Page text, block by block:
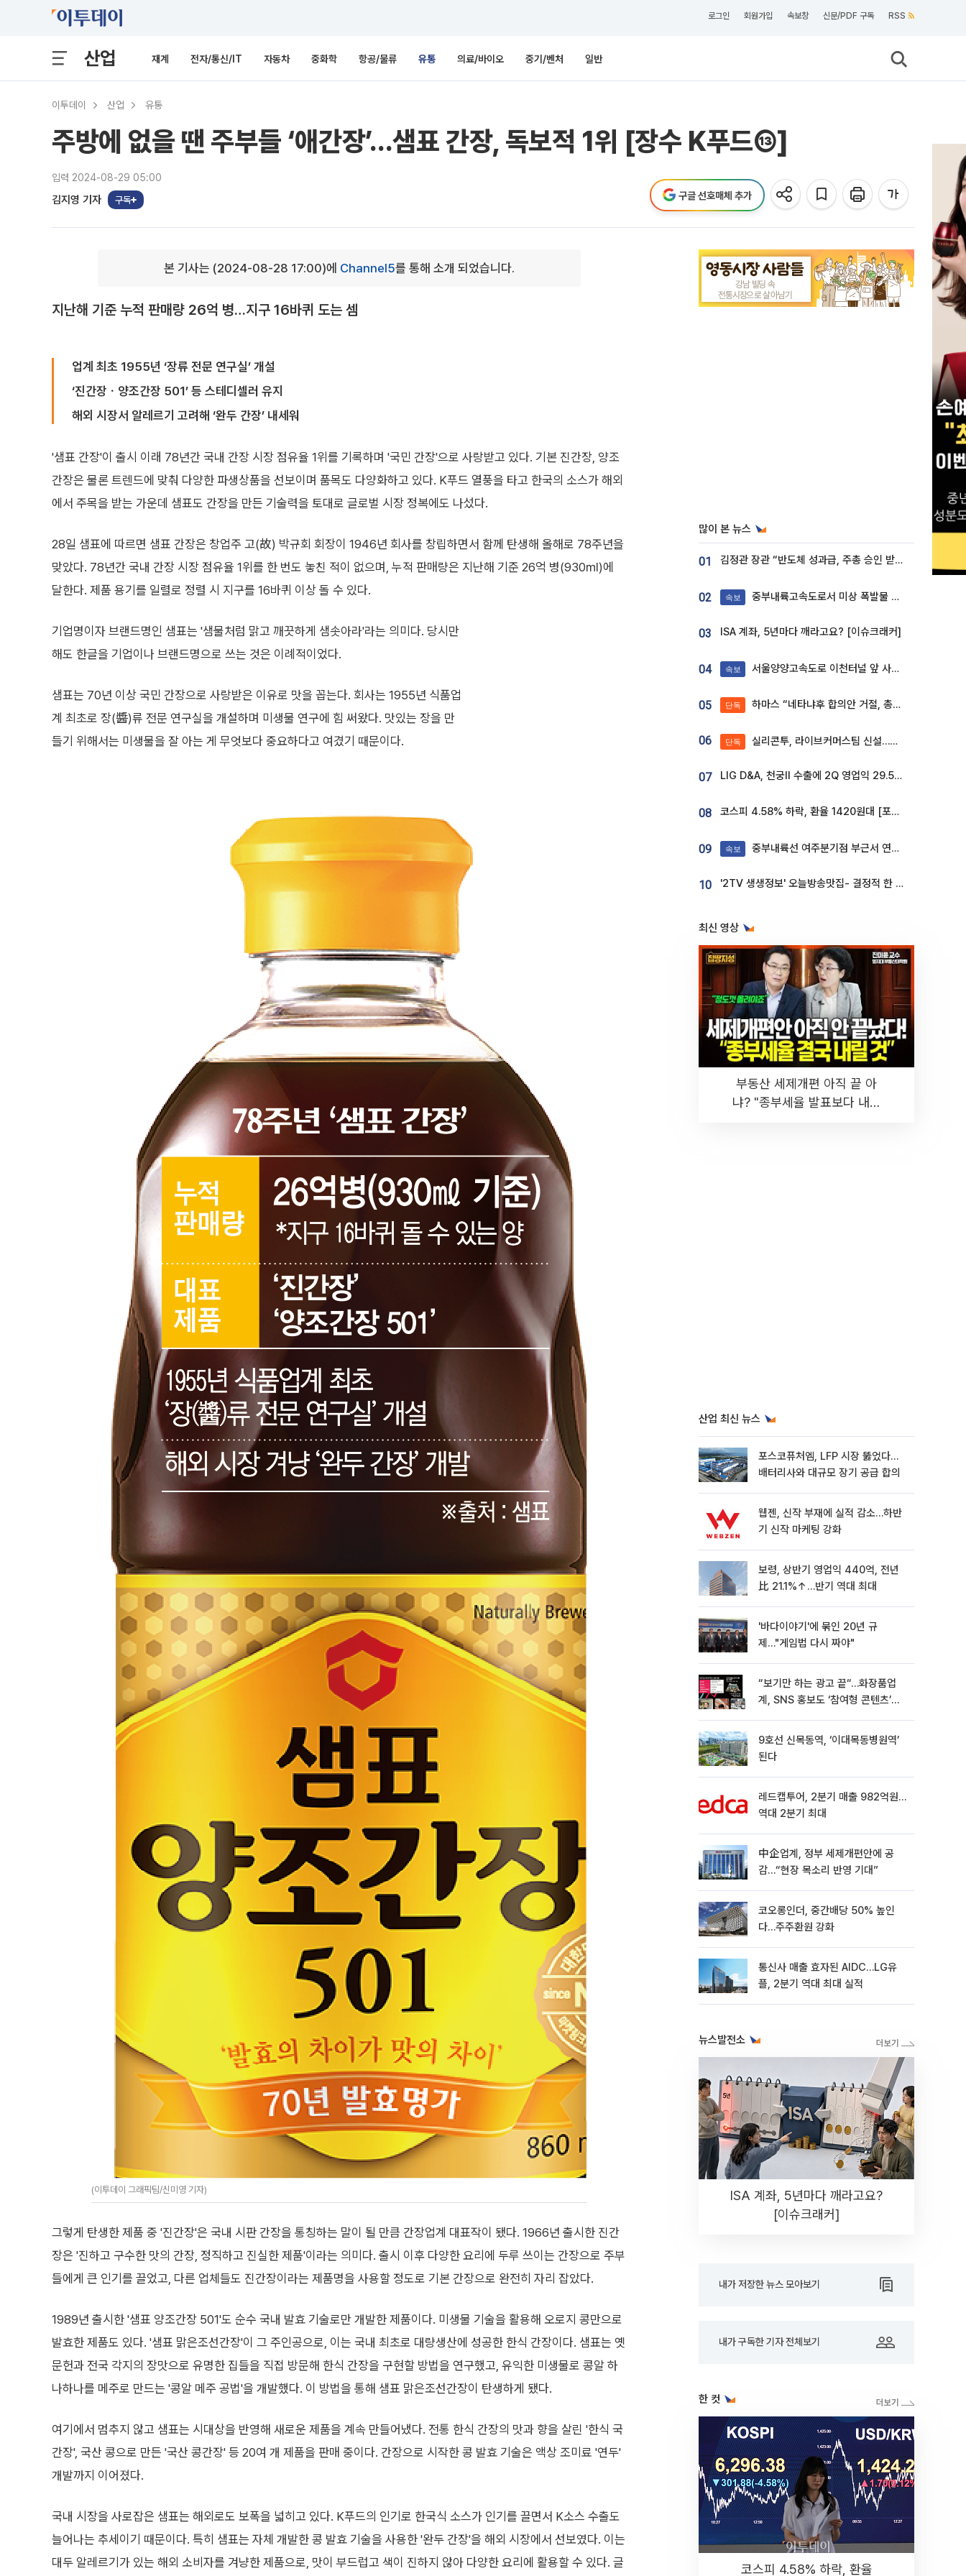
로그인 회원가입 속보창 신문/PDF 구독 RSS
산업 재계 전자/통신/IT 자동차 중화학 항공/물류 유통 의료/바이오 중기/벤처 일반
이투데이 산업 유통
주방에 없을 땐 주부들 ‘애간장’…샘표 간장, 독보적 1위 [장수 K푸드⑬]
입력 2024-08-29 05:00
김지영 기자 구독 구글 선호매체 추가
본 기사는 (2024-08-28 17:00)에 Channel5를 통해 소개 되었습니다.
지난해 기준 누적 판매량 26억 병…지구 16바퀴 도는 셈
업계 최초 1955년 ‘장류 전문 연구실’ 개설
‘진간장ㆍ양조간장 501’ 등 스테디셀러 유지
해외 시장서 알레르기 고려해 ‘완두 간장’ 내세워
'샘표 간장'이 출시 이래 78년간 국내 간장 시장 점유율 1위를 기록하며 '국민 간장'으로 사랑받고 있다. 기본 진간장, 양조
간장은 물론 트렌드에 맞춰 다양한 파생상품을 선보이며 품목도 다양화하고 있다. K푸드 열풍을 타고 한국의 소스가 해외
에서 주목을 받는 가운데 샘표도 간장을 만든 기술력을 토대로 글로벌 시장 정복에도 나섰다.
28일 샘표에 따르면 샘표 간장은 창업주 고(故) 박규회 회장이 1946년 회사를 창립하면서 함께 탄생해 올해로 78주년을
맞았다. 78년간 국내 간장 시장 점유율 1위를 한 번도 놓친 적이 없으며, 누적 판매량은 지난해 기준 26억 병(930㎖)에
달한다. 제품 용기를 일렬로 정렬 시 지구를 16바퀴 이상 돌 수 있다.
기업명이자 브랜드명인 샘표는 '샘물처럼 맑고 깨끗하게 샘솟아라'라는 의미다. 당시만
해도 한글을 기업이나 브랜드명으로 쓰는 것은 이례적이었다.
샘표는 70년 이상 국민 간장으로 사랑받은 이유로 맛을 꼽는다. 회사는 1955년 식품업
계 최초로 장(醬)류 전문 연구실을 개설하며 미생물 연구에 힘 써왔다. 맛있는 장을 만
들기 위해서는 미생물을 잘 아는 게 무엇보다 중요하다고 여겼기 때문이다.
(이투데이 그래픽팀/신미영 기자)
그렇게 탄생한 제품 중 '진간장'은 국내 시판 간장을 통칭하는 말이 될 만큼 간장업계 대표작이 됐다. 1966년 출시한 진간
장은 '진하고 구수한 맛의 간장, 정직하고 진실한 제품'이라는 의미다. 출시 이후 다양한 요리에 두루 쓰이는 간장으로 주부
들에게 큰 인기를 끌었고, 다른 업체들도 진간장이라는 제품명을 사용할 정도로 기본 간장으로 완전히 자리 잡았다.
1989년 출시한 '샘표 양조간장 501'도 순수 국내 발효 기술로만 개발한 제품이다. 미생물 기술을 활용해 오로지 콩만으로
발효한 제품도 있다. '샘표 맑은조선간장'이 그 주인공으로, 이는 국내 최초로 대량생산에 성공한 한식 간장이다. 샘표는 옛
문헌과 전국 각지의 장맛으로 유명한 집들을 직접 방문해 한식 간장을 구현할 방법을 연구했고, 유익한 미생물로 콩알 하
나하나를 메주로 만드는 '콩알 메주 공법'을 개발했다. 이 방법을 통해 샘표 맑은조선간장이 탄생하게 됐다.
여기에서 멈추지 않고 샘표는 시대상을 반영해 새로운 제품을 계속 만들어냈다. 전통 한식 간장의 맛과 향을 살린 '한식 국
간장', 국산 콩으로 만든 '국산 콩간장' 등 20여 개 제품을 판매 중이다. 간장으로 시작한 콩 발효 기술은 액상 조미료 '연두'
개발까지 이어졌다.
국내 시장을 사로잡은 샘표는 해외로도 보폭을 넓히고 있다. K푸드의 인기로 한국식 소스가 인기를 끌면서 K소스 수출도
늘어나는 추세이기 때문이다. 특히 샘표는 자체 개발한 콩 발효 기술을 사용한 '완두 간장'을 해외 시장에서 선보였다. 이는
대두 알레르기가 있는 해외 소비자를 겨냥한 제품으로, 맛이 부드럽고 색이 진하지 않아 다양한 요리에 활용할 수 있다. 글
많이 본 뉴스
01 김정관 장관 “반도체 성과급, 주총 승인 받도록”…상법·자본시장법 개정 시사
02 속보 중부내륙고속도로서 미상 폭발물 발견
03 ISA 계좌, 5년마다 깨라고요? [이슈크래커]
04 속보 서울양양고속도로 이천터널 앞 사고 발생
05 단독 하마스 “네타냐후 합의안 거절, 총선 앞두고 시간 끌기”
06 단독 실리콘투, 라이브커머스팀 신설…K뷰티 ‘글로벌 판매망’ 확대[K뷰티 라방戰]
07 LIG D&A, 천궁Ⅱ 수출에 2Q 영업익 29.5%↑…수주잔고 24.6조 [종합]
08 코스피 4.58% 하락, 환율 1420원대 [포토]
09 속보 중부내륙선 여주분기점 부근서 연이은 추돌사고 발생
10 '2TV 생생정보' 오늘방송맛집- 결정적 한 수, 3종 메밀면! 메밀 소바 맛집 '의○○○○'
최신 영상
부동산 세제개편 아직 끝 아
냐? "종부세율 발표보다 내릴
산업 최신 뉴스
포스코퓨처엠, LFP 시장 뚫었다…
배터리사와 대규모 장기 공급 합의
웹젠, 신작 부재에 실적 감소…하반
기 신작 마케팅 강화
보령, 상반기 영업익 440억, 전년
比 21.1%↑…반기 역대 최대
'바다이야기'에 묶인 20년 규
제…"게임법 다시 짜야"
“보기만 하는 광고 끝“…화장품업
계, SNS 홍보도 ‘참여형 콘텐츠’로
9호선 신목동역, ‘이대목동병원역’
된다
레드캡투어, 2분기 매출 982억원…
역대 2분기 최대
中企업계, 정부 세제개편안에 공
감…“현장 목소리 반영 기대”
코오롱인더, 중간배당 50% 높인
다…주주환원 강화
통신사 매출 효자된 AIDC…LG유
플, 2분기 역대 최대 실적
뉴스발전소
ISA 계좌, 5년마다 깨라고요?
[이슈크래커]
내가 저장한 뉴스 모아보기
내가 구독한 기자 전체보기
한 컷
코스피 4.58% 하락, 환율